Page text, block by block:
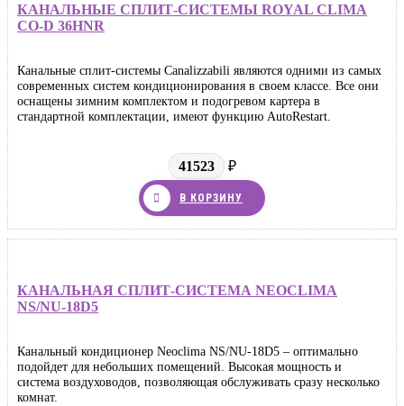
КАНАЛЬНЫЕ СПЛИТ-СИСТЕМЫ ROYAL CLIMA
CO-D 36HNR
Канальные сплит-системы Canalizzabili являются одними из самых
современных систем кондиционирования в своем классе. Все они
оснащены зимним комплектом и подогревом картера в
стандартной комплектации, имеют функцию AutoRestart.
41523 ₽
В КОРЗИНУ
КАНАЛЬНАЯ СПЛИТ-СИСТЕМА NEOCLIMA
NS/NU-18D5
Канальный кондиционер Neoclima NS/NU-18D5 – оптимально
подойдет для небольших помещений. Высокая мощность и
система воздуховодов, позволяющая обслуживать сразу несколько
комнат.